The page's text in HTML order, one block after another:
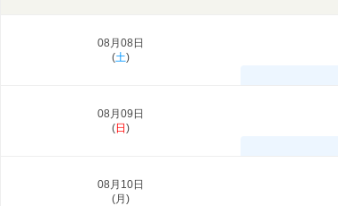
08月08日
(土)
08月09日
(日 )
08月10日
(月 )